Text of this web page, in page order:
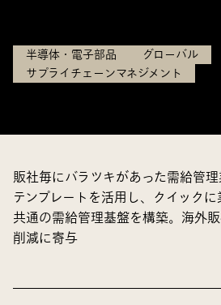
半導体・電子部品
グローバル
サプライチェーンマネジメント
販社毎にバラツキがあった需給管
テンプレートを活用し、クイック
共通の需給管理基盤を構築。海外
削減に寄与